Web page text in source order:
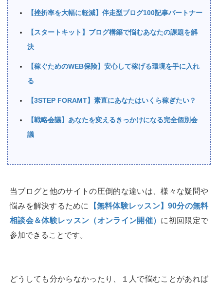
【挫折率を大幅に軽減】伴走型ブログ100記事パートナー
【スタートキット】ブログ構築で悩むあなたの課題を解
決
【稼ぐためのWEB保険】安心して稼げる環境を手に入れ
る
【3STEP FORAMT】素直にあなたはいくら稼ぎたい？
【戦略会議】あなたを変えるきっかけになる完全個別会
議
当ブログと他のサイトの圧倒的な違いは、様々な疑問や
悩みを解決するために
【無料体験レッスン】90分の無料
相談会＆体験レッスン（オンライン開催） に初回限定で
参加できることです。
どうしても分からなかったり、１人で悩むことがあれば